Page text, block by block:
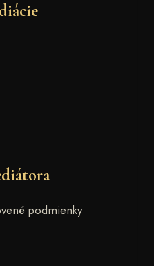
podmienky